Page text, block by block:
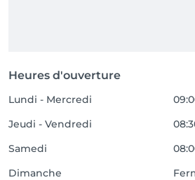
Heures d'ouverture
Lundi - Mercredi
Jeudi - Vendredi
Samedi
Dimanche